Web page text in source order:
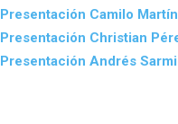
Presentación Camilo
Presentación Christian
Presentación Andrés